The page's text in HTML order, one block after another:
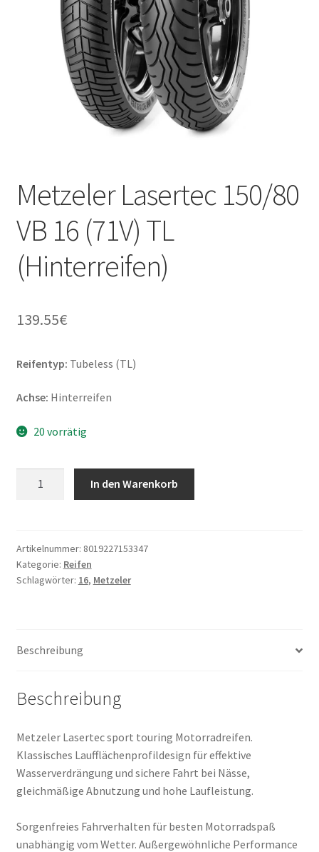
Metzeler Lasertec 150/80
VB 16 (71V) TL
(Hinterreifen)
139.55€
Reifentyp: Tubeless (TL)
Achse: Hinterreifen
20 vorrätig
16
(71V)
TL
In den Warenkorb
Artikelnummer: 8019227153347
Kategorie: Reifen
Schlagwörter: 16, Metzeler
Beschreibung
Beschreibung
Metzeler Lasertec sport touring Motorradreifen.
Klassisches Laufflächenprofildesign für effektive
Wasserverdrängung und sichere Fahrt bei Nässe,
gleichmäßige Abnutzung und hohe Laufleistung.
Sorgenfreies Fahrverhalten für besten Motorradspaß
unabhängig vom Wetter. Außergewöhnliche Performance